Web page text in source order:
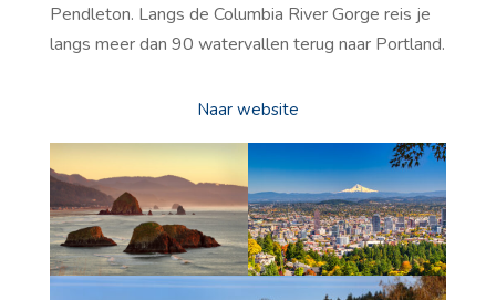
Pendleton. Langs de Columbia River Gorge reis je
langs meer dan 90 watervallen terug naar Portland.
Naar website